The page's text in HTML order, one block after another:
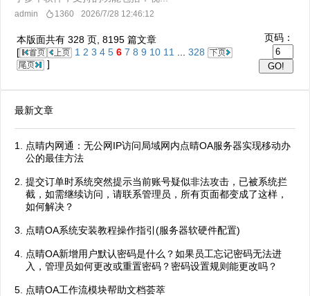
admin 1360 2026/7/28 12:46:12
本版面共有 328 页, 8195 篇文章
[
1 2 3 4 5 6 7 8 9 10 11
328
]
页码：
最新文章
点晴内网通：无公网IP访问局域网内点晴OA服务器实现移动办
公的最佳方法
提交订单时系统突然提示当前账号疑似非法攻击，已被系统拦
截，如需继续访问，请联系管理员，所有页面都变成了这样，
如何解决？
点晴OA系统安装教程操作指引(服务器软硬件配置)
点晴OA新增用户默认密码是什么？如果员工忘记密码无法进
入，管理员如何更改或重置密码？密码设置规则能更改吗？
点晴OA工作流模块帮助文档荟萃